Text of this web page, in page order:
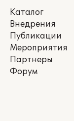
Каталог
Внедрения
Публикации
Мероприятия
Партнеры
Форум